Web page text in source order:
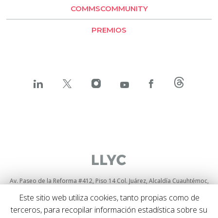
BESO by LLYCCOMMSCOMMUNITY
PREMIOS
Av. Paseo de la Reforma #412, Piso 14 Col. Juárez, Alcaldía Cuauhtémoc,
+52 55525 71084
Política de privacidad y cookies
Política de privacidad sobre Social media listening
Este sitio web utiliza cookies, tanto propias como de
terceros, para recopilar información estadística sobre su